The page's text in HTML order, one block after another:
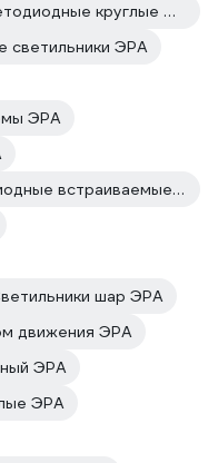
Светильники встраиваемые светодиодные круглые ЭРА
светильники ЭРА
ЭРА
Светильники точечные светодиодные встраиваемые ЭРА
шар ЭРА
движения ЭРА
ЭРА
ЭРА